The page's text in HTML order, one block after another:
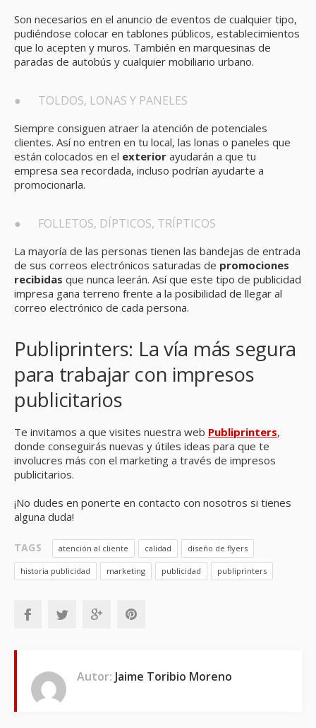
Son necesarios en el anuncio de eventos de cualquier tipo,
pudiéndose colocar en tablones públicos, establecimientos
que lo acepten y muros. También en marquesinas de
paradas de autobús y cualquier mobiliario urbano.
● TOLDOS, LONAS Y PANELES
Siempre consiguen atraer la atención de potenciales
clientes. Así no entren en tu local, las lonas o paneles que
están colocados en el exterior ayudarán a que tu
empresa sea recordada, incluso podrían ayudarte a
promocionarla.
● FOLLETOS, DÍPTICOS, TRÍPTICOS
La mayoría de las personas tienen las bandejas de entrada
de sus correos electrónicos saturadas de promociones
recibidas que nunca leerán. Así que este tipo de publicidad
impresa gana terreno frente a la posibilidad de llegar al
correo electrónico de cada persona.
Publiprinters: La vía más segura
para trabajar con impresos
publicitarios
Te invitamos a que visites nuestra web Publiprinters,
donde conseguirás nuevas y útiles ideas para que te
involucres más con el marketing a través de impresos
publicitarios.
¡No dudes en ponerte en contacto con nosotros si tienes
alguna duda!
TAGS atención al cliente calidad diseño de flyers
historia publicidad marketing publicidad publiprinters
Autor: Jaime Toribio Moreno